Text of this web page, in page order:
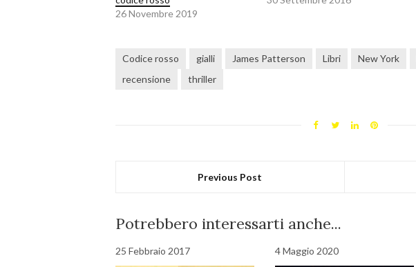
26 Novembre 2019
Codice rosso gialli James Patterson Libri New York
recensione
thriller
Previous Post
Potrebbero interessarti anche...
25 Febbraio 2017 4 Maggio 2020